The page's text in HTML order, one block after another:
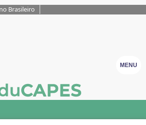
Brasileiro
MENU